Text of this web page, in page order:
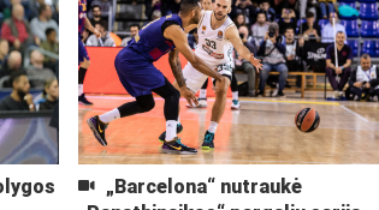
„Barcelona“ nutraukė